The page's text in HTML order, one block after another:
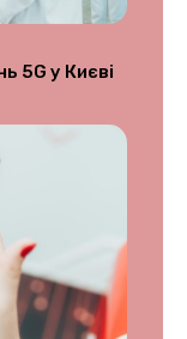
5G у Києві